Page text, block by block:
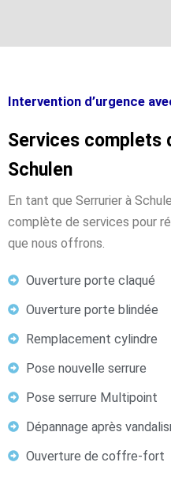
Intervention d’urgence
Services complets
Schulen
En tant que Serrurier à
complète de services pour
que nous offrons.
Ouverture porte claqué
Ouverture porte blindée
Remplacement cylindre
Pose nouvelle serrure
Pose serrure Multipoint
Dépannage après
Ouverture de coffre-fort